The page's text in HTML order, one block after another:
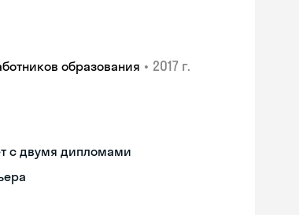
образования • 2017 г.
с двумя дипломами